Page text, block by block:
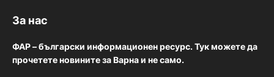
За нас
ФАР – български информационен ресурс. Тук можете да
прочетете новините за Варна и не само.